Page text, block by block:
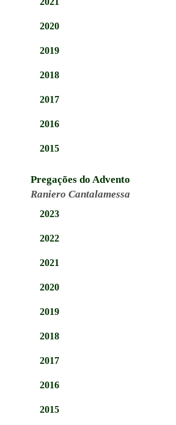
2020
2019
2018
2017
2016
2015
Pregações do Advento
Raniero Cantalamessa
2023
2022
2021
2020
2019
2018
2017
2016
2015